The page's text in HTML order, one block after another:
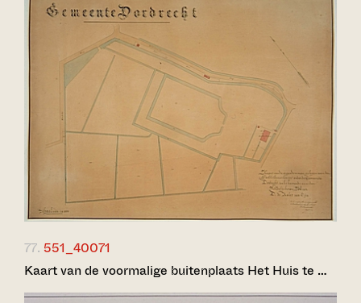
77. 551_40071
Kaart van de voormalige buitenplaats Het Huis te …